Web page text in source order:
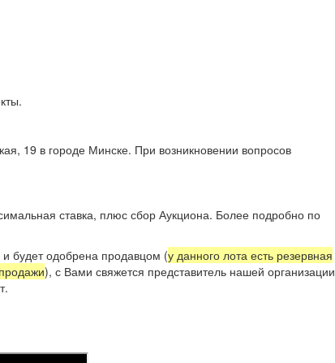
19 в городе Минске. При возникновении вопросов
ставка, плюс сбор Аукциона. Более подробно по
будет одобрена продавцом (у данного лота есть резервная
), с Вами свяжется представитель нашей организации